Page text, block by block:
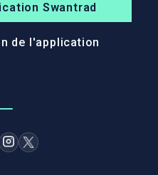
Swantrad
de l'application